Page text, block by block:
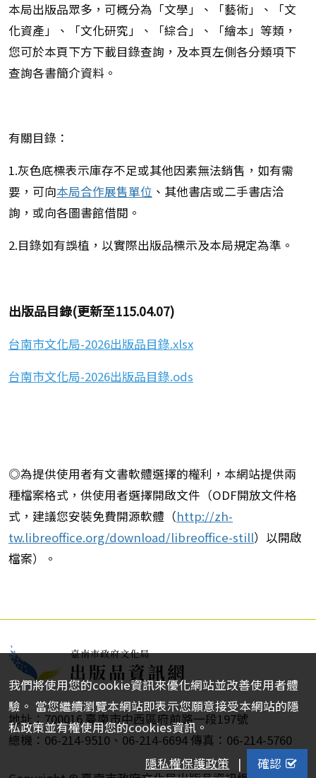
本局出版品眾多，可概分為「文學」、「藝術」、「文
化資產」、「文化研究」、「綜合」、「繪本」等類，
您可於本頁下方下載目錄查詢，及本頁左側各分類項下
查詢各書簡介資料。
有關目錄：
1.灰色底標表示庫存不足或其他因素無法銷售，如有需
要，可向本局合作展售單位 、其他書店或二手書店洽
詢，或向各圖書館借閱。
2.目錄如有誤植，以實際出版品標示及本局規定為準。
出版品目錄(更新至115.04.07)
台南市文化局-2026出版品目錄.xlsx
台南市文化局-2026出版品目錄.ods
◎為提供使用者有文書軟體選擇的權利，本網站提供兩
種檔案格式，供使用者選擇開啟文件（ODF開放文件格
式，建議您安裝免費開源軟體（http://zh-
tw.libreoffice.org/download/libreoffice-still）以開啟
檔案）。
地址：700016 臺南市中西區府前路一段197號
總機：06-214-9510、06-214-6694 傳真：06-214-5760
我們將使用您的cookie資訊來優化網站並改善使用者體
驗。 當您繼續瀏覽本網站即表示您願意接受本網站的隱
私政策並有權使用您的cookies資訊。
隱私權保護政策 | 確認